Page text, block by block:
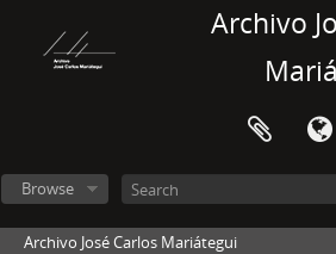
Archivo
Browse
Archivo José Carlos Mariátegui